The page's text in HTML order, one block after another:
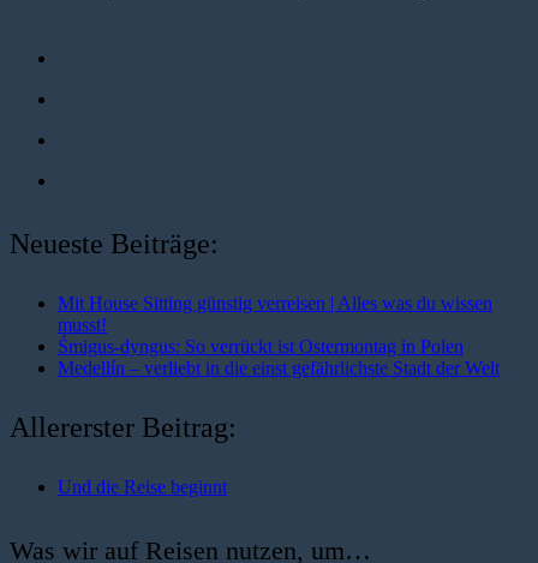
Neueste Beiträge:
Mit House Sitting günstig verreisen | Alles was du wissen
musst!
Śmigus-dyngus: So verrückt ist Ostermontag in Polen
Medellín – verliebt in die einst gefährlichste Stadt der Welt
Allererster Beitrag:
Und die Reise beginnt
Was wir auf Reisen nutzen, um…